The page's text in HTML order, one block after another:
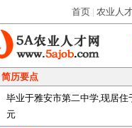
首页 | 农业人
简历要点
毕业于雅安市第二中学,现居
元